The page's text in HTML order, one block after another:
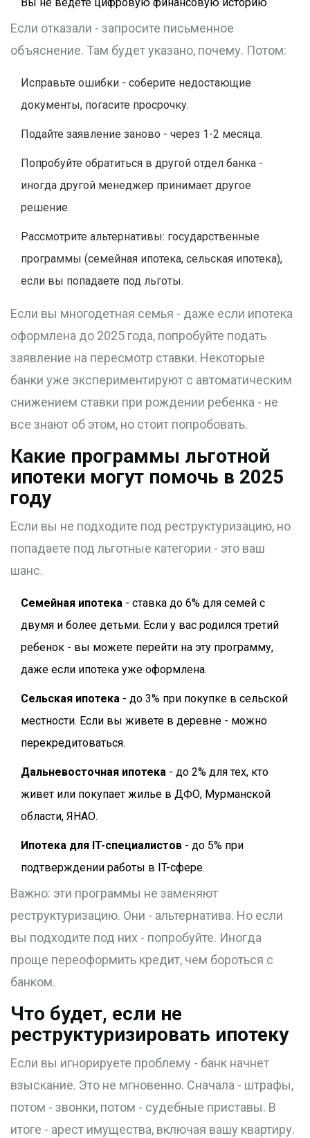
Вы не ведете цифровую финансовую историю
Если отказали - запросите письменное
объяснение. Там будет указано, почему. Потом:
Исправьте ошибки - соберите недостающие
документы, погасите просрочку.
Подайте заявление заново - через 1-2 месяца.
Попробуйте обратиться в другой отдел банка -
иногда другой менеджер принимает другое
решение.
Рассмотрите альтернативы: государственные
программы (семейная ипотека, сельская ипотека),
если вы попадаете под льготы.
Если вы многодетная семья - даже если ипотека
оформлена до 2025 года, попробуйте подать
заявление на пересмотр ставки. Некоторые
банки уже экспериментируют с автоматическим
снижением ставки при рождении ребенка - не
все знают об этом, но стоит попробовать.
Какие программы льготной
ипотеки могут помочь в 2025
году
Если вы не подходите под реструктуризацию, но
попадаете под льготные категории - это ваш
шанс.
Семейная ипотека - ставка до 6% для семей с
двумя и более детьми. Если у вас родился третий
ребенок - вы можете перейти на эту программу,
даже если ипотека уже оформлена.
Сельская ипотека - до 3% при покупке в сельской
местности. Если вы живете в деревне - можно
перекредитоваться.
Дальневосточная ипотека - до 2% для тех, кто
живет или покупает жилье в ДФО, Мурманской
области, ЯНАО.
Ипотека для IT-специалистов - до 5% при
подтверждении работы в IT-сфере.
Важно: эти программы не заменяют
реструктуризацию. Они - альтернатива. Но если
вы подходите под них - попробуйте. Иногда
проще переоформить кредит, чем бороться с
банком.
Что будет, если не
реструктуризировать ипотеку
Если вы игнорируете проблему - банк начнет
взыскание. Это не мгновенно. Сначала - штрафы,
потом - звонки, потом - судебные приставы. В
итоге - арест имущества, включая вашу квартиру.